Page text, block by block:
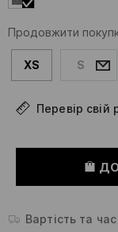
Продовжити
XS S
Перевір свій
Вартість та